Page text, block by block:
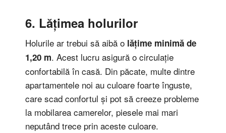
6. Lățimea holurilor
Holurile ar trebui să aibă o lățime minimă de
1,20 m. Acest lucru asigură o circulație
confortabilă în casă. Din păcate, multe dintre
apartamentele noi au culoare foarte înguste,
care scad confortul și pot să creeze probleme
la mobilarea camerelor, piesele mai mari
neputând trece prin aceste culoare.